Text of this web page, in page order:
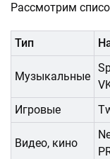
Рассмотрим
Тип
Музыкальные
Игровые
Видео, кино